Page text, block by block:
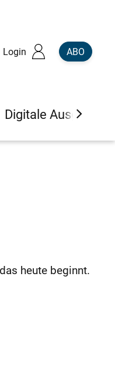
Login ABO
Digitale Ausgaben
heute beginnt.